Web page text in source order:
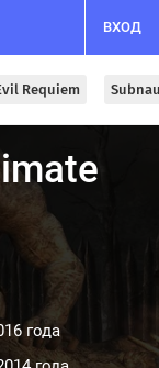
ВХОД
Requiem
года